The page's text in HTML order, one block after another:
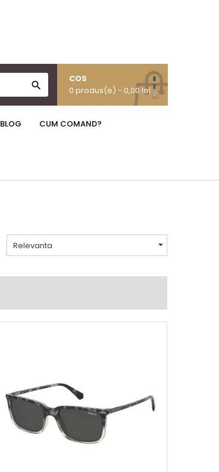

COS
0 produs(e) - 0,00 lei
BLOG CUM COMAND?
Relevanta 